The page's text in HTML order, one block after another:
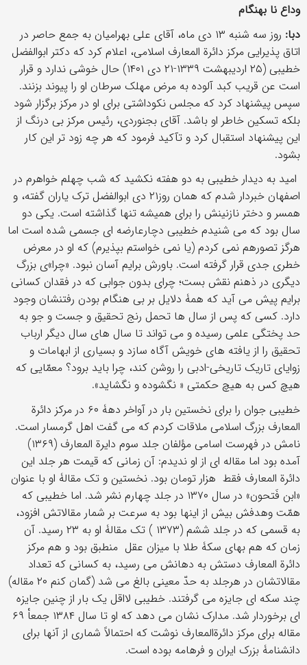
وداع نا بهنگام
دبا:
روز سه شنبه ۱۳ دی ماه، آقای علی بهرامیان به جمع حاصر در
اتاق پذیرایی مرکز دائرة المعارف اسلامی، اعلام کرد که دکتر ابوالفضل
خطیبی (۲۵ اردیبهشت ۱۳۳۹-۲۱ دی ۱۴۰۱) حال خوشی ندارد و قرار
است عن قریب کبد آلوده به مرض مهلک سرطان او را پیوند بزنند.
سپس پیشنهاد کرد که مجلس نکوداشتی برای او در مرکز برگزار شود
بلکه تسکین خاطر او باشد. آقای بجنوردی، رئیس مرکز بی درنگ از
این پیشنهاد استقبال کرد و تآکید فرمود که هر چه زود تر این کار
بشود.
امید به دیدار خطیبی به دو هفته نکشید که شب چهلم خواهرم در
اصفهان خبردار شدم که همان روز۲۱ دی ابوالفضل ترک یاران گفته، و
همسر و دختر نازنینش را برای همیشه تنها گذاشته است. یکی دو
سال بود که می شنیدم خطیبی دچارعارضه ای جسمی شده است اما
هرگز تصورهم نمی کردم (یا نمی خواستم بپذیرم) که او در معرض
خطری جدی قرار گرفته است. باورش برایم آسان نبود. «چرا»ی بزرگ
دیگری در ذهنم نقش بست؛ چرای بدون جوابی که در فقدان کسانی
برایم پیش می آید که همۀ دلایل بر بی هنگام بودن رفتنشان وجود
دارد. کسی که پس از سال ها تحمل رنج تحقیق و جست و جو به
حد پختگی علمی رسیده و می تواند تا سال های سال دیگر ارباب
تحقیق را از یافته های خویش آگاه سازد و بسیاری از ابهامات و
زوایای تاریک تاریخی-ادبی را روشن کند، چرا باید برود؟ معمّایی که
هیچ کس به هیچ حکمتی « نگشوده و نگشاید».
خطیبی جوان را برای نخستین بار در آواخر دهۀ ۶۰ در مرکز دائرة
المعارف بزرگ اسلامی ملاقات کردم که می گفت اهل گرمسار است.
نامش در فهرست اسامی مؤلفان جلد سوم دایرة المعارف (۱۳۶۹)
آمده بود اما مقاله ای از او ندیدم: آن زمانی که قیمت هر جلد این
دائرة المعارف فقط هزار تومان بود. نخستین و تک مقالۀ او با عنوان
«ابن فَتحون» در سال ۱۳۷۰ در جلد چهارم نشر شد. اما خطیبی که
همّت وهدفش بیش از اینها بود به سرعت بر شمار مقالاتش افزود،
به قسمی که در جلد ششم (۱۳۷۳ ) تک مقالۀ او به ۲۳ رسید. آن
زمان که هم بهای سکۀ طلا با میزان عقل منطبق بود و هم مرکز
دائرة المعارف دستش به دهانش می رسید، به کسانی که تعداد
مقالاتشان در هرجلد به حدّ معینی بالغ می شد (گمان کنم ۲۰ مقاله)
چند سکه ای جایزه می گرفتند. خطیبی لااقل یک بار از چنین جایزه
ای برخوردار شد. مدارک نشان می دهد که او تا سال ۱۳۸۴ جمعاْ ۶۹
مقاله برای مرکز دائرةالمعارف نوشت که احتمالاً شماری از آنها برای
دانشنامۀ بزرک ایران و فرهامه بوده است.